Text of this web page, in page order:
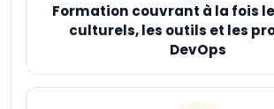
Formation couvrant à la fois
culturels, les outils et les
DevOps